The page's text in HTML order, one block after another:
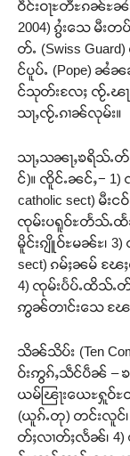
တႃႇႁႂ်ႈသဵင်
တ်ႇ တူဝ်ႈလု
ဝ်
ဝဵင်းဝႃႊတီႊၵၼ်ႊၼႆႉ
2004) ၵွႆးသေ မီးတ
တ်ႉ (Swiss
င်ပူပ်ႉ (Pope)
င်သုတ်းလႄႈ ၸႂ်ႉၽႃ
သႃႇၸႂ်ႉၵၢၼ်လုမ်း။
သႃႇသၼႃႇၶရိသ်ႉတ်
င်)။ ၸိူင်ႉၼင်ႇ− 1)
catholic sect) မီး
ၸုမ်းပရူဝ်ႊတႅသ်ႉထႅၼ်
မိူင်းၵျိူဝ်ႊမၼ်ႊ၊
sect) ၵမ်ႈၼမ် ၽႄ
4) ၸုမ်းပႅပ်ႉထိသ်ႉတ်
ဢွၼ်တၢင်းသေ ၽႄႈၵႂ
သိၼ်သိပ်း (Ten
ဝ်းဢွၵ်ႇသဵင်ပဵၼ် –
ယမ်ၽြႃးယေႊႁူဝ်ႊ
(ယူၵ်ႉတု) တင်းလူင်
တ်ႈလၢတ်ႈလႅၼ်၊